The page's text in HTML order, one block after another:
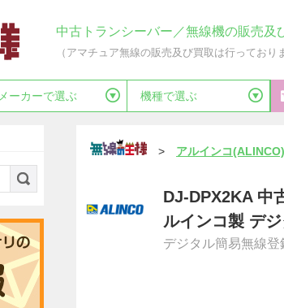
中古トランシーバー／無線機の販売及
（アマチュア無線の販売及び買取は行っており
メーカーで選ぶ 機種で選ぶ
> アルインコ(ALINCO)
DJ-DPX2KA 中
ルインコ製 デ
デジタル簡易無線登